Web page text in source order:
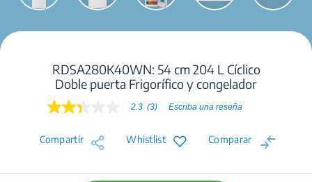
RDSA280K40WN: 54 cm 204 L Cíclico
Doble puerta Frigorífico y congelador
2.3
5
estrellas,
2.3 (3) Escriba una reseña
Compartir Whistlist Comparar